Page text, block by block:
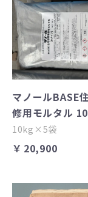
マノールBASE
修用モルタル
10kg×5袋
￥20,900